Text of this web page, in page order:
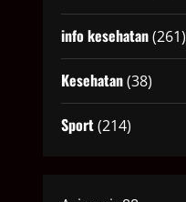
info kesehatan(261)
Kesehatan(38)
Sport(214)